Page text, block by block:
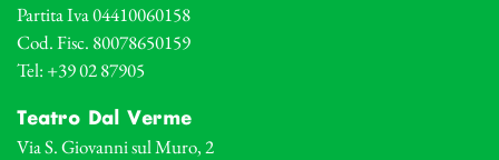
Partita Iva 04410060158
Cod. Fisc. 80078650159
Tel: +39 02 87905
Teatro Dal Verme
Via S. Giovanni sul Muro, 2